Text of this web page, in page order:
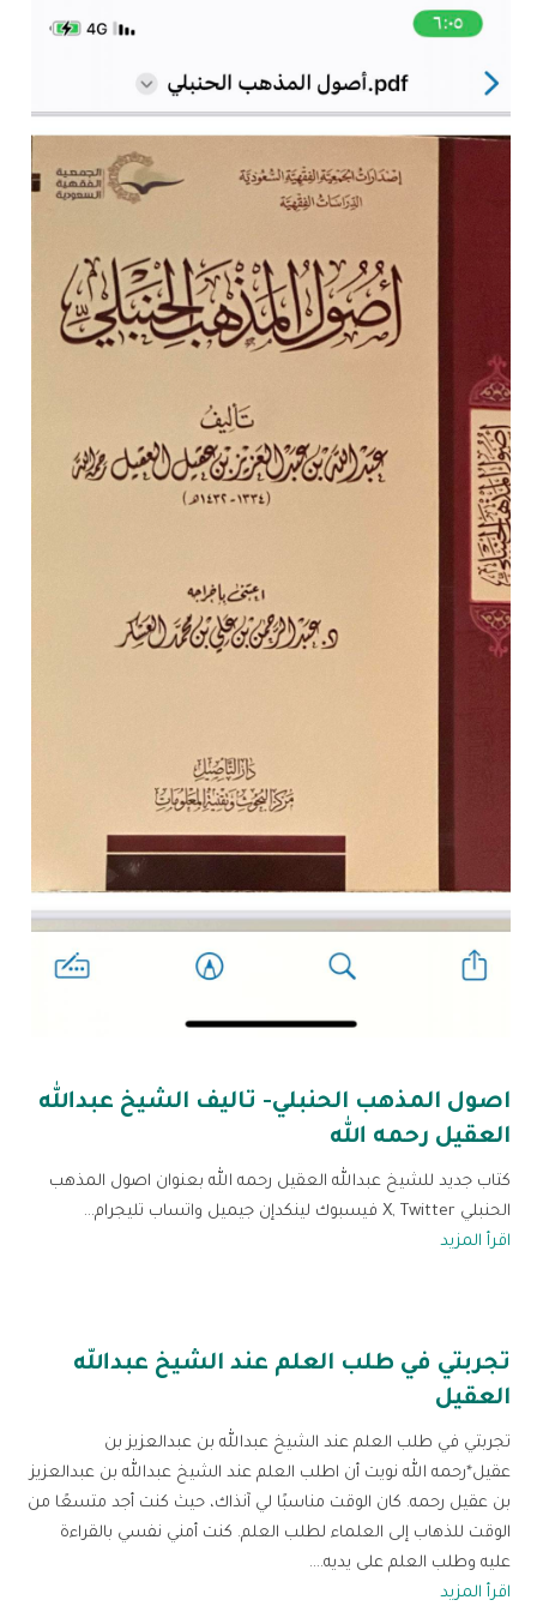
اصول المذهب الحنبلي- تاليف الشيخ عبدالله
العقيل رحمه الله
كتاب جديد للشيخ عبدالله العقيل رحمه الله بعنوان اصول المذهب
الحنبلي X, Twitter فيسبوك لينكدإن جيميل واتساب تليجرام...
اقرأ المزيد
تجربتي في طلب العلم عند الشيخ عبدالله
العقيل
تجربتي في طلب العلم عند الشيخ عبدالله بن عبدالعزيز بن
عقيل*رحمه الله نويت أن اطلب العلم عند الشيخ عبدالله بن عبدالعزيز
بن عقيل رحمه. كان الوقت مناسبًا لي آنذاك، حيث كنت أجد متسعًا من
الوقت للذهاب إلى العلماء لطلب العلم. كنت أمني نفسي بالقراءة
عليه وطلب العلم على يديه....
اقرأ المزيد